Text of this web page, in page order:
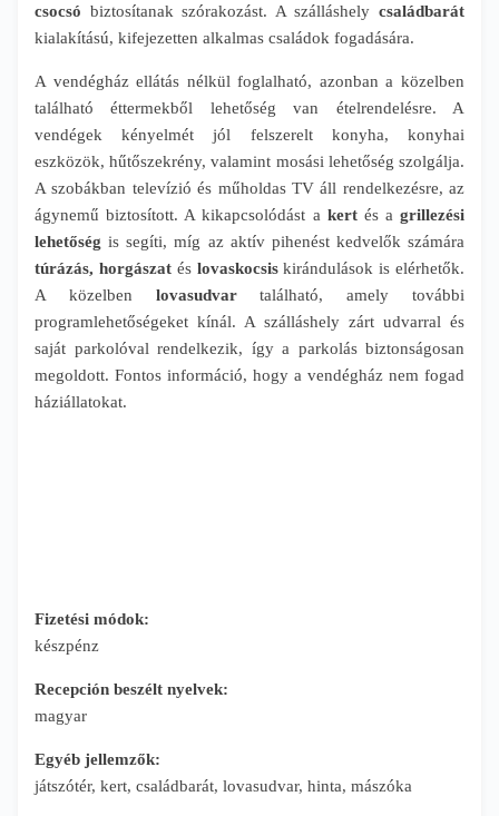
csocsó biztosítanak szórakozást. A szálláshely családbarát
kialakítású, kifejezetten alkalmas családok fogadására.
A vendégház ellátás nélkül foglalható, azonban a közelben
található éttermekből lehetőség van ételrendelésre. A
vendégek kényelmét jól felszerelt konyha, konyhai
eszközök, hűtőszekrény, valamint mosási lehetőség szolgálja.
A szobákban televízió és műholdas TV áll rendelkezésre, az
ágynemű biztosított. A kikapcsolódást a kertés a grillezési
lehetőség is segíti, míg az aktív pihenést kedvelők számára
túrázás, horgászatéslovaskocsiskirándulások is elérhetők.
A közelben lovasudvartalálható, amely további
programlehetőségeket kínál. A szálláshely zárt udvarral és
saját parkolóval rendelkezik, így a parkolás biztonságosan
megoldott. Fontos információ, hogy a vendégház nem fogad
háziállatokat.
Fizetési módok:
készpénz
Recepción beszélt nyelvek:
magyar
Egyéb jellemzők:
játszótér, kert, családbarát, lovasudvar, hinta, mászóka